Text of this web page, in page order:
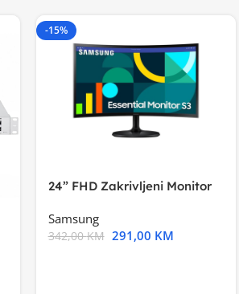
-15%
24” FHD Zakrivljeni Monitor
Samsung
342,00KM 291,00 KM